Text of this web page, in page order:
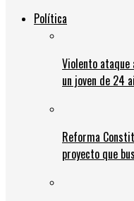
Política
Violento ataque
un joven de 24
Reforma
proyecto que